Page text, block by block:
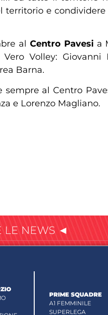
e
al Centro Pavesia
Volley:
Barna.
sempre al Centro
e Lorenzo Magliano.
LE NEWS ◄
PRIME SQUADRE
A1 FEMMINILE
SUPERLEGA